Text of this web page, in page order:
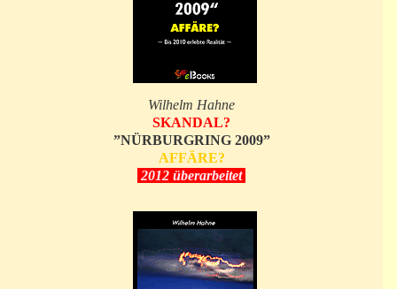
Wilhelm Hahne
SKANDAL?
”NÜRBURGRING 2009”
AFFÄRE?
2012 überarbeitet